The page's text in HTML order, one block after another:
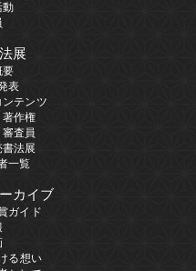
動
展
要
表
ンテンツ
著作権
査員
法展
一覧
カイブ
ガイド
る想い